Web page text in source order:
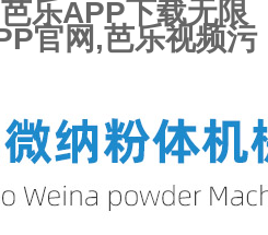
乐APP下载无限
官网,芭乐视频污